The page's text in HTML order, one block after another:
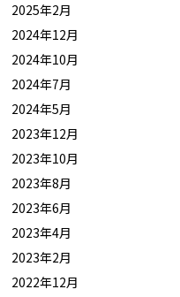
2025年2月
2024年12月
2024年10月
2024年7月
2024年5月
2023年12月
2023年10月
2023年8月
2023年6月
2023年4月
2023年2月
2022年12月